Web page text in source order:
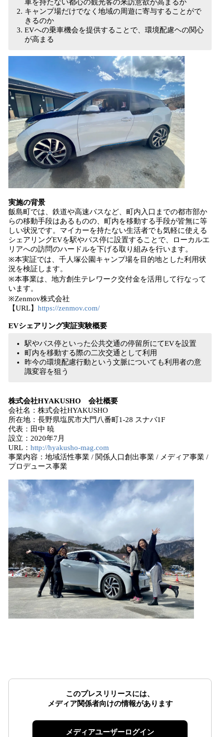
車を持たない都心の観光客の来訪意欲が高まるか
キャンプ場だけでなく地域の周遊に寄与することがで
きるのか
EVへの乗車機会を提供することで、環境配慮ヘの関心
が高まる
実施の背景
飯島町では、鉄道や高速バスなど、町内入口までの都市部か
らの移動手段はあるものの、町内を移動する手段が皆無に等
しい状況です。マイカーを持たない生活者でも気軽に使える
シェアリングEVを駅やバス停に設置することで、ローカルエ
リアへの訪問のハードルを下げる取り組みを行います。
※本実証では、千人塚公園キャンプ場を目的地とした利用状
況を検証します。
※本事業は、地方創生テレワーク交付金を活用して行なって
います。
※Zenmov株式会社
【URL】 https://zenmov.com/
EVシェアリング実証実験概要
駅やバス停といった公共交通の停留所にてEVを設置
町内を移動する際の二次交通として利用
昨今の環境配慮行動という文脈についても利用者の意
識変容を狙う
株式会社HYAKUSHO 会社概要
会社名：株式会社HYAKUSHO
所在地：長野県塩尻市大門八番町1-28 スナバ1F
代表：田中 暁
設立：2020年7月
URL： http://hyakusho-mag.com
事業内容：地域活性事業 / 関係人口創出事業 / メディア事業 /
プロデュース事業
このプレスリリースには、
メディア関係者向けの情報があります
メディアユーザーログイン